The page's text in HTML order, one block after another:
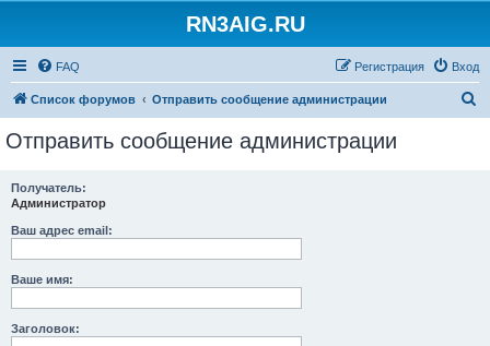
RN3AIG.RU
FAQ Вход
Регистрация
Список форумов Отправить сообщение администрации
Отправить сообщение администрации
Получатель:
Администратор
Ваш адрес email:
Ваше имя:
Заголовок: